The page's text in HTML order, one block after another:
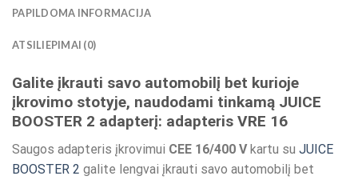
PAPILDOMA INFORMACIJA
ATSILIEPIMAI (0)
Galite įkrauti savo automobilį bet kurioje
įkrovimo stotyje, naudodami tinkamą JUICE
BOOSTER 2 adapterį: adapteris VRE 16
Saugos adapteris įkrovimui CEE 16/400 Vkartu su JUICE
BOOSTER 2 galite lengvai įkrauti savo automobilį bet